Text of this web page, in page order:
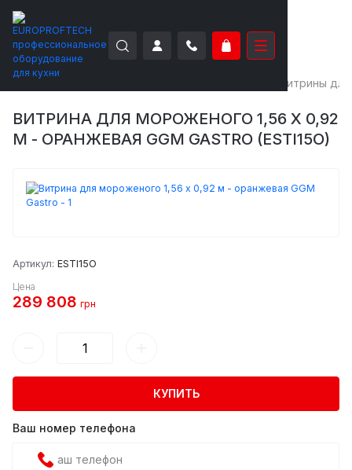
EUROPROFTECH Витрины
ВИТРИНА ДЛЯ МОРОЖЕНОГО 1,56 X 0,92
М - ОРАНЖЕВАЯ GGM GASTRO (ESTI15O)
Артикул: ESTI15O
Цена
289 808 грн
КУПИТЬ
Ваш номер телефона